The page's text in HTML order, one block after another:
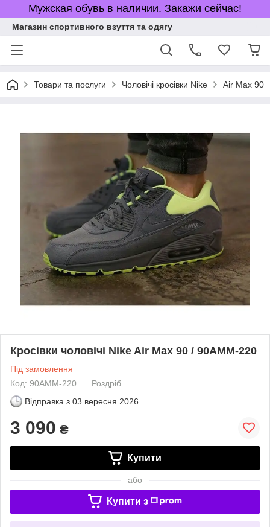
Мужская обувь в наличии. Закажи сейчас!
Магазин спортивного взуття та одягу
Товари та послуги Чоловічі кросівки Nike Air Max 90
Кросівки чоловічі Nike Air Max 90 / 90AMM-220
Під замовлення
Код: 90AMM-220
Роздріб
Відправка з 03 вересня 2026
3 090 ₴
Купити
або
Купити з